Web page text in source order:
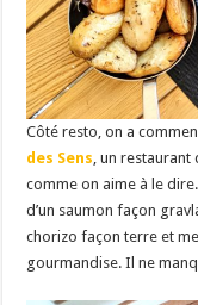
Côté resto, on a
des Sens , un
comme on aime à le
d’un saumon façon
chorizo façon terre et
gourmandise. Il ne